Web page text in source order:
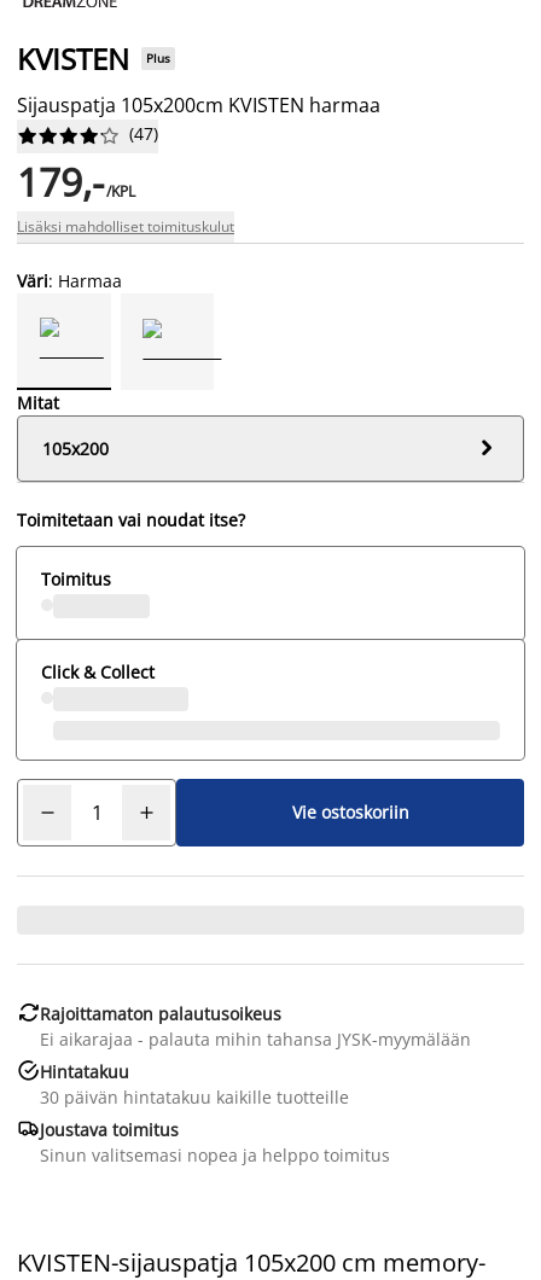
KVISTEN Plus
Sijauspatja 105x200cm KVISTEN harmaa





 (47)
179,-/KPL
Lisäksi mahdolliset toimituskulut
Väri: Harmaa
Mitat
105x200

Toimitetaan vai noudat itse?
Toimitus
Click & Collect
Vie ostoskoriin
Rajoittamaton palautusoikeus
Ei aikarajaa - palauta mihin tahansa JYSK-myymälään
Hintatakuu
30 päivän hintatakuu kaikille tuotteille
Joustava toimitus
Sinun valitsemasi nopea ja helppo toimitus
KVISTEN-sijauspatja 105x200 cm memory-